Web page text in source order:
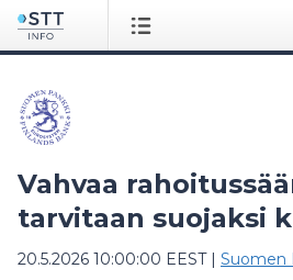
Vahvaa
tarvitaan suojaksi
20.5.2026 10:00:00 EEST| Suomen